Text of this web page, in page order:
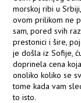
morskoj ribi u
ovom prilikom ne
sam, pored svih
prestonici i šire,
je došla iz Sofije,
doprinela cena
onoliko koliko se
tome kada vam
to isto.